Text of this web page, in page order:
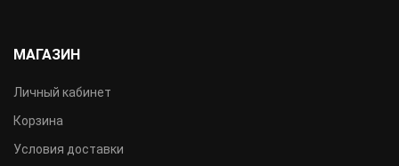
МАГАЗИН
Личный кабинет
Корзина
Условия доставки